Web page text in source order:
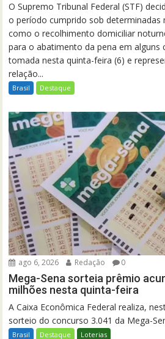
O Supremo Tribunal Federal (STF)
o período cumprido sob determinadas
como o recolhimento domiciliar
para o abatimento da pena em alguns
tomada nesta quinta-feira (6) e
relação...
Brasil Destaque
ago 6, 2026 Redação 0
Mega-Sena sorteia prêmio
milhões nesta quinta-feira
A Caixa Econômica Federal realiza,
sorteio do concurso 3.041 da Mega-
Brasil Destaque Loterias